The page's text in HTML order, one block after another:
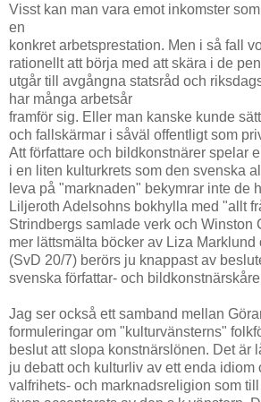
Visst kan man vara emot inkomster
en
konkret arbetsprestation. Men i så fall
rationellt att börja med att skära i de
utgår till avgångna statsråd och
har många arbetsår
framför sig. Eller man kanske kunde
och fallskärmar i såväl offentligt som
Att författare och bildkonstnärer spelar
i en liten kulturkrets som den svenska
leva på "marknaden" bekymrar inte de
Liljeroth Adelsohns bokhylla med "allt
Strindbergs samlade verk och Winston
mer lättsmälta böcker av Liza
(SvD 20/7) berörs ju knappast av
svenska författar- och
Jag ser också ett samband mellan
formuleringar om "kulturvänsterns"
beslut att slopa konstnärslönen. Det är
ju debatt och kulturliv av ett enda idiom
valfrihets- och marknadsreligion som till